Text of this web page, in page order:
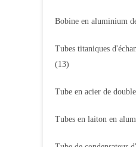
Bobine en aluminium
Tubes titaniques
(13)
Tube en acier de
Tubes en laiton en